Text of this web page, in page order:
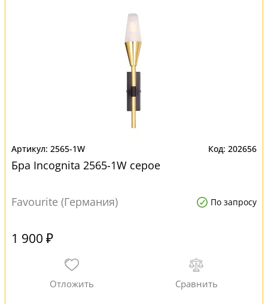
2565-1W 202656
Бра Incognita 2565-1W серое
Favourite (Германия) По запросу
1 900 ₽